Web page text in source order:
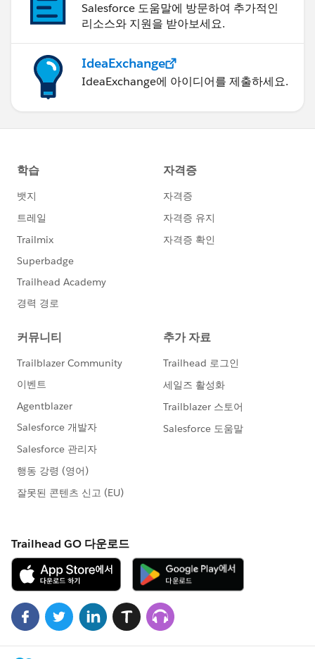
Salesforce 도움말에 방문하여 추가적인
리소스와 지원을 받아보세요.
IdeaExchange
IdeaExchange에 아이디어를 제출하세요.